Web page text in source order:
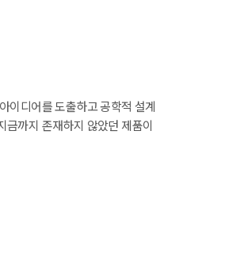
이디어를 도출하고 공학적 설계
금까지 존재하지 않았던 제품이
하여 최적설계대안을 완성